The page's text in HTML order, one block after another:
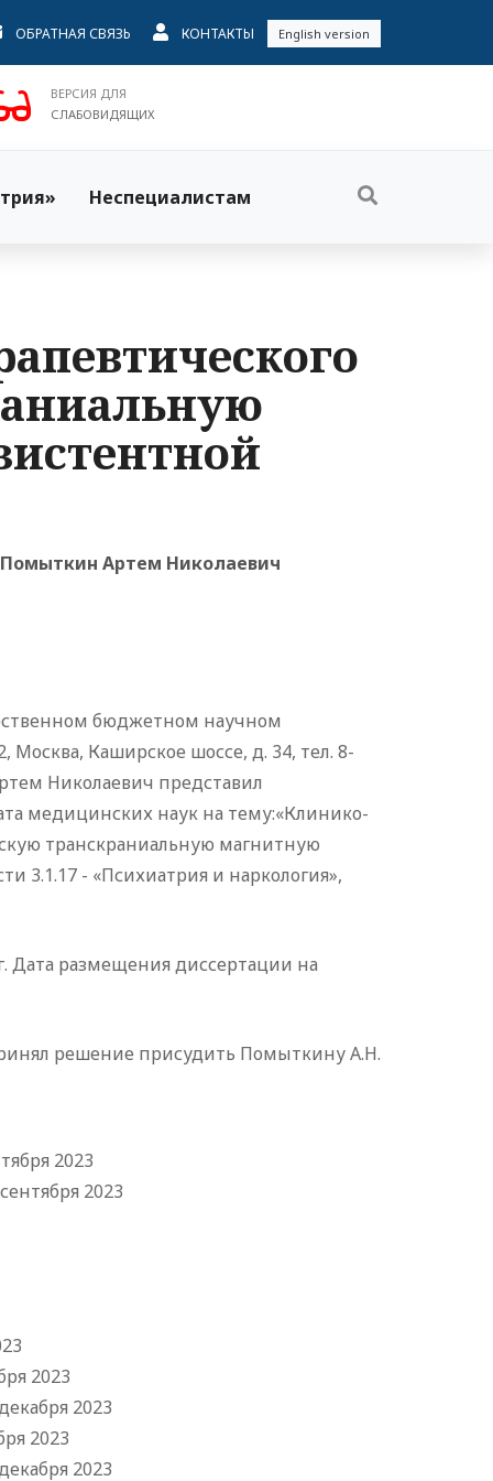
ОБРАТНАЯ СВЯЗЬ КОНТАКТЫ English version
ВЕРСИЯ ДЛЯ
СЛАБОВИДЯЩИХ
Неспециалистам
Помыткин Артем Николаевич
бюджетном научном
Каширское шоссе, д. 34, тел. 8-
Николаевич представил
медицинских наук на тему:«Клинико-
транскраниальную магнитную
3.1.17 - «Психиатрия и наркология»,
Дата размещения диссертации на
решение присудить Помыткину А.Н.
2023
2023
2023
2023
2023
2023